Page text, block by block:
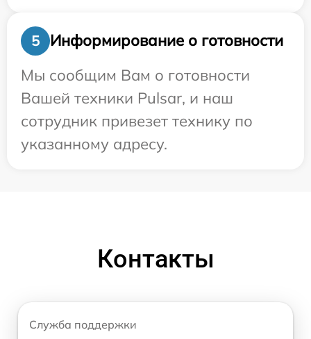
5
Информирование о готовности
Мы сообщим Вам о готовности
Вашей техники Pulsar, и наш
сотрудник привезет технику по
указанному адресу.
Контакты
Служба поддержки